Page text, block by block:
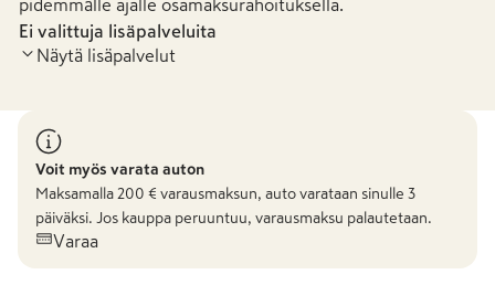
pidemmälle ajalle osamaksurahoituksella.
Ei valittuja lisäpalveluita
Näytä lisäpalvelut
Voit myös varata auton
Maksamalla 200 € varausmaksun, auto varataan sinulle 3
päiväksi. Jos kauppa peruuntuu, varausmaksu palautetaan.
Varaa